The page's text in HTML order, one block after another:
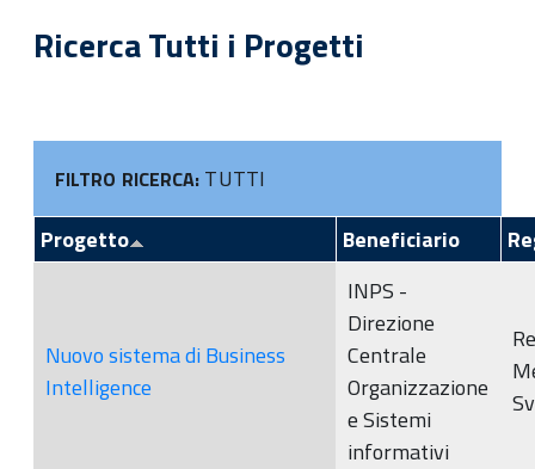
Ricerca Tutti i Progetti
FILTRO RICERCA: TUTTI
Progetto
Beneficiario
Nuovo sistema di Business
Intelligence
INPS -
Direzione
Centrale
Organizzazione
e Sistemi
informativi